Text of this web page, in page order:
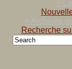
>
> Archives
Recherche